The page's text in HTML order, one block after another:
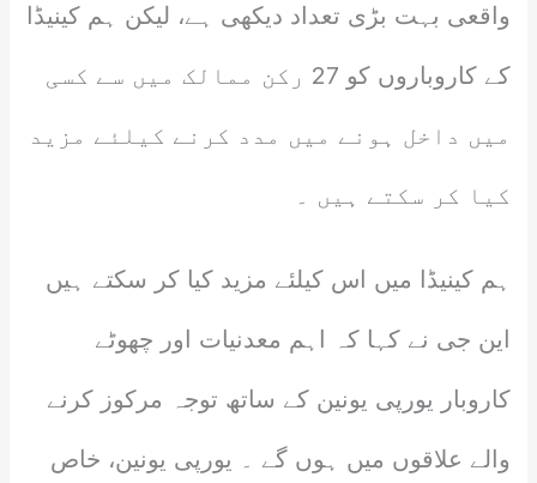
واقعی بہت بڑی تعداد دیکھی ہے، لیکن ہم کینیڈا
کے کاروباروں کو 27 رکن ممالک میں سے کسی
میں داخل ہونے میں مدد کرنے کیلئے مزید
کیا کر سکتے ہیں ۔
ہم کینیڈا میں اس کیلئے مزید کیا کر سکتے ہیں
این جی نے کہا کہ اہم معدنیات اور چھوٹے
کاروبار یورپی یونین کے ساتھ توجہ مرکوز کرنے
والے علاقوں میں ہوں گے ۔ یورپی یونین، خاص